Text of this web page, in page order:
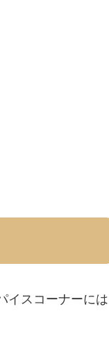
イスコーナーには